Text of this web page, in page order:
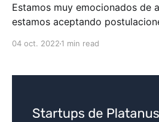
Estamos muy emocionados de
estamos aceptando
04 oct. 2022 1 min read